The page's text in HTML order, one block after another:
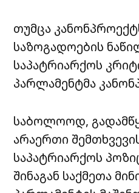
თუმცა
საზოგადოების
საპატრიარქოს
პარლამენტმა
საბოლოოდ,
არაერთი
საპატრიარქოს
შინაგან საქმეთა